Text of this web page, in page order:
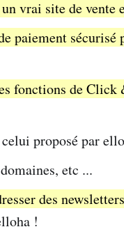
vrai site de vente
paiement sécurisé
fonctions de
proposé par
etc ...
des newsletters
!